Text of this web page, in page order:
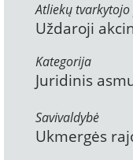
Atliekų
Uždaroji
Kategorija
Juridinis
Savivaldybė
Ukmergės